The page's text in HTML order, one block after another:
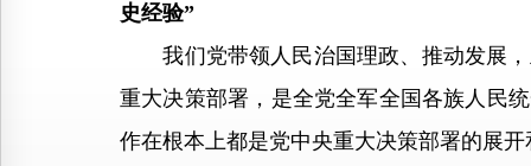
史经验”
我们党带领人民治国理政、推动发展，
重大决策部署，是全党全军全国各族人民
作在根本上都是党中央重大决策部署的展开